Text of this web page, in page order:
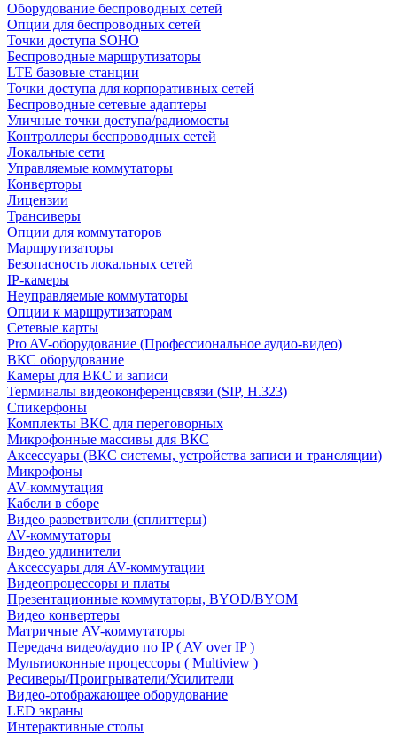
Оборудование беспроводных сетей
Опции для беспроводных сетей
Точки доступа SOHO
Беспроводные маршрутизаторы
LTE базовые станции
Точки доступа для корпоративных сетей
Беспроводные сетевые адаптеры
Уличные точки доступа/радиомосты
Контроллеры беспроводных сетей
Локальные сети
Управляемые коммутаторы
Конверторы
Лицензии
Трансиверы
Опции для коммутаторов
Маршрутизаторы
Безопасность локальных сетей
IP-камеры
Неуправляемые коммутаторы
Опции к маршрутизаторам
Сетевые карты
Pro AV-оборудование (Профессиональное аудио-видео)
ВКС оборудование
Камеры для ВКС и записи
Терминалы видеоконференцсвязи (SIP, H.323)
Спикерфоны
Комплекты ВКС для переговорных
Микрофонные массивы для ВКС
Аксессуары (ВКС системы, устройства записи и трансляции)
Микрофоны
AV-коммутация
Кабели в сборе
Видео разветвители (сплиттеры)
AV-коммутаторы
Видео удлинители
Аксессуары для AV-коммутации
Видеопроцессоры и платы
Презентационные коммутаторы, BYOD/BYOM
Видео конвертеры
Матричные AV-коммутаторы
Передача видео/аудио по IP ( AV over IP )
Мультиоконные процессоры ( Multiview )
Ресиверы/Проигрыватели/Усилители
Видео-отображающее оборудование
LED экраны
Интерактивные столы